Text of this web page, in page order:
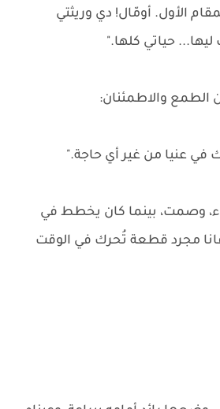
الأول. أومّال! دي وريثتي
ليها... حياتي كلها."
الطمع والاطمئنان:
في عنيا من غير أي حاجة."
وصمت، بينما كان يخطط في
مجرد قطعة تُحرك في الوقت